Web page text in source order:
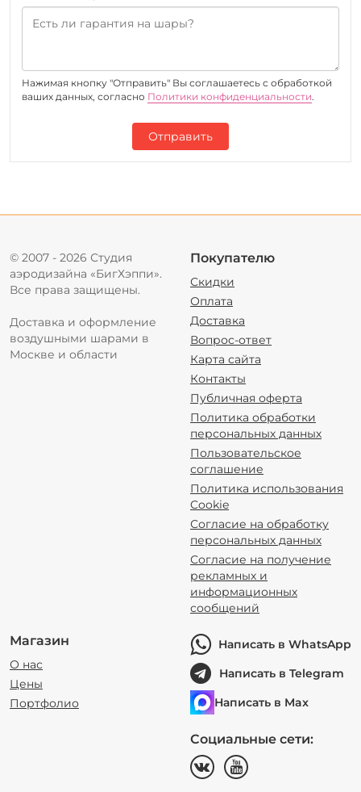
Нажимая кнопку "Отправить" Вы соглашаетесь c обработкой
ваших данных, согласно Политики конфиденциальности.
Отправить
© 2007 - 2026 Студия
аэродизайна «БигХэппи».
Все права защищены.
Доставка и оформление
воздушными шарами в
Москве и области
Покупателю
Скидки
Оплата
Доставка
Вопрос-ответ
Карта сайта
Контакты
Публичная оферта
Политика обработки
персональных данных
Пользовательское
соглашение
Политика использования
Cookie
Согласие на обработку
персональных данных
Согласие на получение
рекламных и
информационных
сообщений
Магазин
О нас
Цены
Портфолио
Написать в WhatsApp
Написать в Telegram
Написать в Max
Социальные сети: